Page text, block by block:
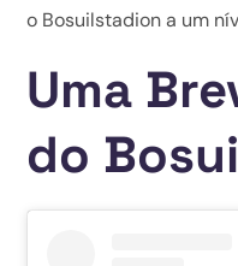
o Bosuilstadion a um
Uma
do